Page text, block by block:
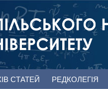
СТАТЕЙ РЕДКОЛЕГІЯ